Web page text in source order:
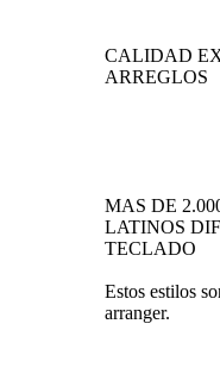
CALIDAD
ARREGLOS
MAS DE
LATINOS
TECLADO
Estos estilos
arranger.